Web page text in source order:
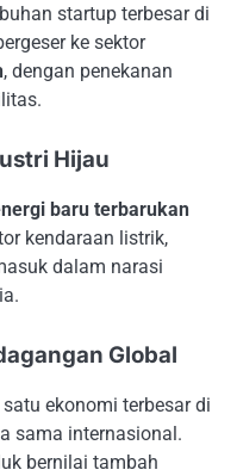
startup terbesar di
ke sektor
, dengan penekanan
Hijau
baru terbarukan
kendaraan listrik,
dalam narasi
Global
ekonomi terbesar di
sama internasional.
bernilai tambah